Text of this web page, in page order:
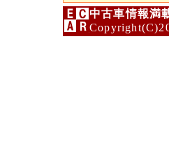
中古車情報満